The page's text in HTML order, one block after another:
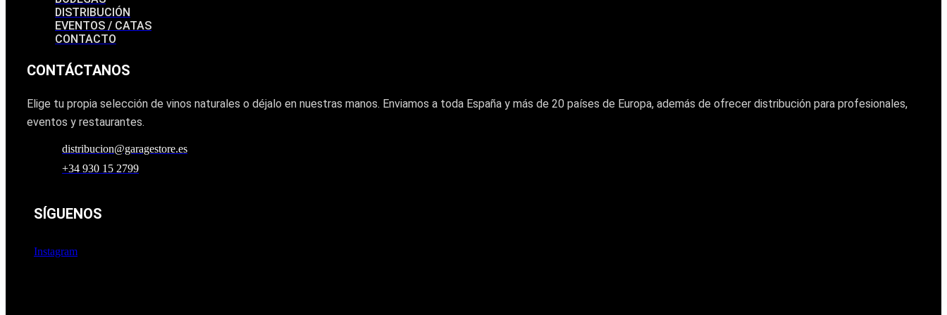
DISTRIBUCIÓN
EVENTOS / CATAS
CONTACTO
CONTÁCTANOS
Elige tu propia selección de vinos naturales o déjalo en nuestras manos. Enviamos a toda España y más de 20 países de Europa, además de ofrecer distribución para profesionales,
eventos y restaurantes.
distribucion@garagestore.es
+34 930 15 2799
SÍGUENOS
Instagram